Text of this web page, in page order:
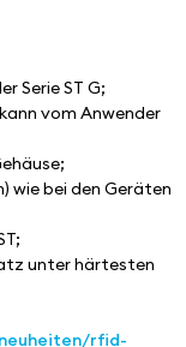
Serie ST G;
vom Anwender
wie bei den Geräten
unter härtesten
rfid-